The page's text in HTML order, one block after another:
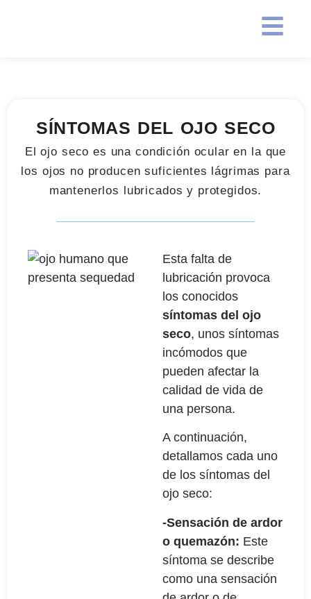
SÍNTOMAS DEL OJO SECO
El ojo seco es una condición ocular en la que
los ojos no producen suficientes lágrimas para
mantenerlos lubricados y protegidos.
Esta falta de
lubricación provoca
los conocidos
síntomas del ojo
seco, unos síntomas
incómodos que
pueden afectar la
calidad de vida de
una persona.
A continuación,
detallamos cada uno
de los síntomas del
ojo seco:
-Sensación de ardor
o quemazón: Este
síntoma se describe
como una sensación